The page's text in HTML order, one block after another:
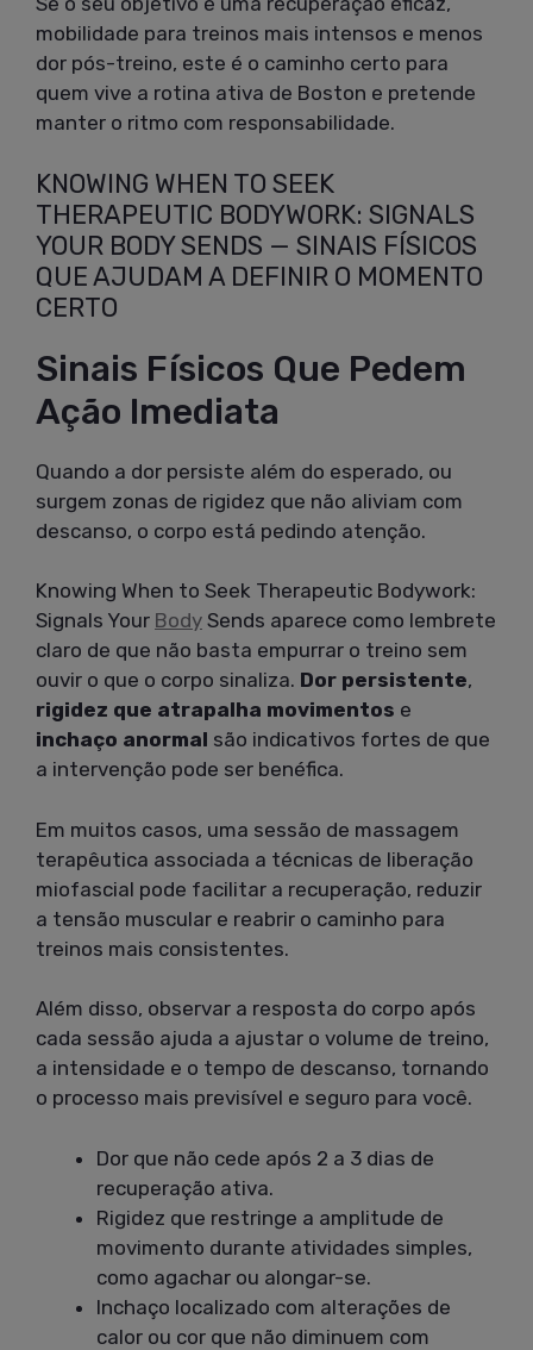
mobilidade para treinos mais intensos e menos
dor pós-treino, este é o caminho certo para
quem vive a rotina ativa de Boston e pretende
manter o ritmo com responsabilidade.
KNOWING WHEN TO SEEK
THERAPEUTIC BODYWORK: SIGNALS
YOUR BODY SENDS — SINAIS FÍSICOS
QUE AJUDAM A DEFINIR O MOMENTO
CERTO
Sinais Físicos Que Pedem
Ação Imediata
Quando a dor persiste além do esperado, ou
surgem zonas de rigidez que não aliviam com
descanso, o corpo está pedindo atenção.
Knowing When to Seek Therapeutic Bodywork:
Signals Your Body Sends aparece como lembrete
claro de que não basta empurrar o treino sem
ouvir o que o corpo sinaliza. Dor persistente,
rigidez que atrapalha movimentos e
inchaço anormal são indicativos fortes de que
a intervenção pode ser benéfica.
Em muitos casos, uma sessão de massagem
terapêutica associada a técnicas de liberação
miofascial pode facilitar a recuperação, reduzir
a tensão muscular e reabrir o caminho para
treinos mais consistentes.
Além disso, observar a resposta do corpo após
cada sessão ajuda a ajustar o volume de treino,
a intensidade e o tempo de descanso, tornando
o processo mais previsível e seguro para você.
Dor que não cede após 2 a 3 dias de
recuperação ativa.
Rigidez que restringe a amplitude de
movimento durante atividades simples,
como agachar ou alongar-se.
Inchaço localizado com alterações de
calor ou cor que não diminuem com